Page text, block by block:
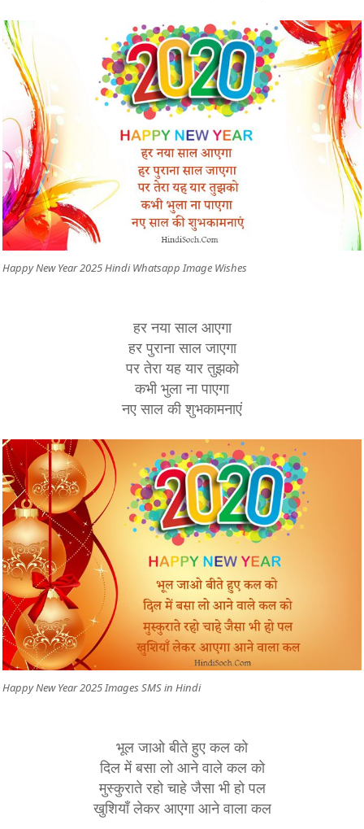
Happy New Year 2025 Hindi Whatsapp Image Wishes
हर नया साल आएगा
हर पुराना साल जाएगा
पर तेरा यह यार तुझको
कभी भुला ना पाएगा
नए साल की शुभकामनाएं
Happy New Year 2025 Images SMS in Hindi
भूल जाओ बीते हुए कल को
दिल में बसा लो आने वाले कल को
मुस्कुराते रहो चाहे जैसा भी हो पल
खुशियाँ लेकर आएगा आने वाला कल